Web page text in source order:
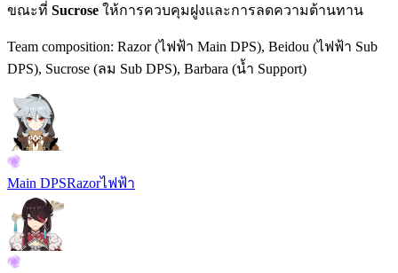
ขณะที่ Sucrose ให้การควบคุมฝูงและการลดความต้านทาน
Team composition: Razor (ไฟฟ้า Main DPS), Beidou (ไฟฟ้า Sub
DPS), Sucrose (ลม Sub DPS), Barbara (น้ำ Support)
Main DPSRazorไฟฟ้า